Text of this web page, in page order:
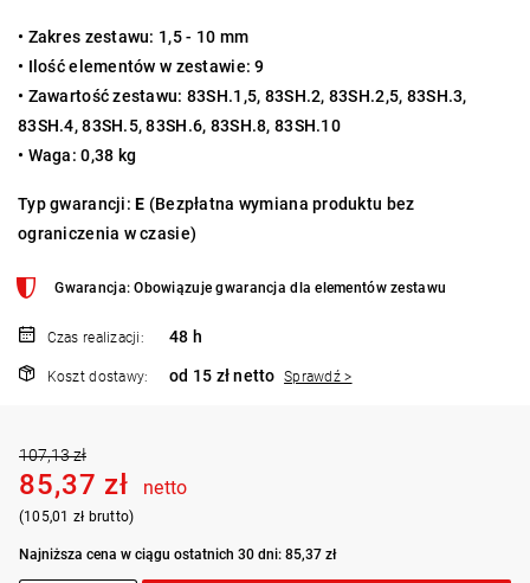
• Zakres zestawu: 1,5 - 10 mm
• Ilość elementów w zestawie: 9
• Zawartość zestawu: 83SH.1,5, 83SH.2, 83SH.2,5, 83SH.3,
83SH.4, 83SH.5, 83SH.6, 83SH.8, 83SH.10
• Waga: 0,38 kg
Typ gwarancji:E (Bezpłatna wymiana produktu bez
ograniczenia w czasie)
Gwarancja: Obowiązuje gwarancja dla elementów zestawu
Czas realizacji: 48 h
Koszt dostawy: od 15 zł netto Sprawdź >
107,13 zł
85,37 zł netto
(105,01 zł brutto)
Najniższa cena w ciągu ostatnich 30 dni: 85,37 zł